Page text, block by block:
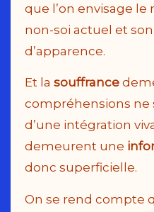
que l’on envisage
non-soi actuel et
d’apparence.
Et la souffrance
compréhensions ne
d’une intégration
demeurent une
donc superficielle.
On se rend compte